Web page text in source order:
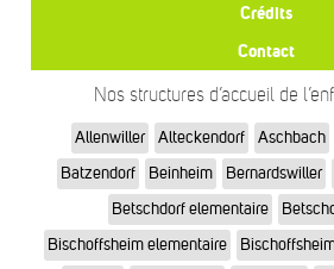
Crédits
Contact
Nos structures d’accueil de
Allenwiller Alteckendorf Aschbach
Batzendorf
Beinheim Bernardswiller
Betschdorf elementaire
Bischoffsheim elementaire